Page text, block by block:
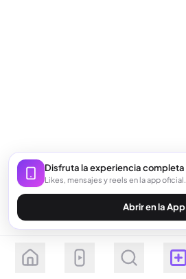
Seguir
Disfruta la experiencia completa
Likes, mensajes y reels en la app oficial.
Abrir en la App